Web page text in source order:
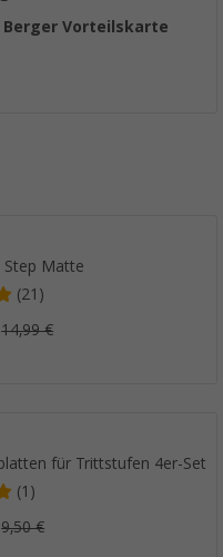
Berger Vorteilskarte
Step Matte
(21)
14,99 €
für Trittstufen 4er-Set
(1)
9,50 €